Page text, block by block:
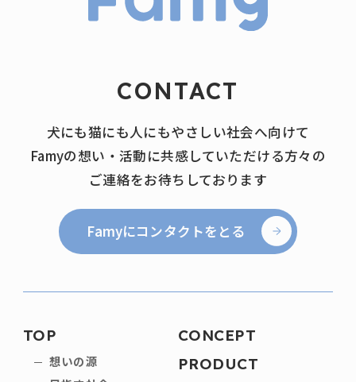
CONTACT
犬にも猫にも人にもやさしい社会へ向けて
Famyの想い・活動に共感していただける方々の
ご連絡をお待ちしております
Famyにコンタクトをとる
TOP
想いの源
CONCEPT
PRODUCT